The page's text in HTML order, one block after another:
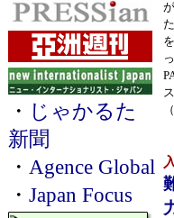
・ じゃかるた
新聞
・ Agence Global
・ Japan Focus